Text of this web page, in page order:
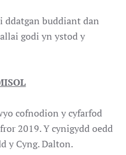
ddatgan buddiant dan
godi yn ystod y
cofnodion y cyfarfod
2019. Y cynigydd oedd
y Cyng. Dalton.